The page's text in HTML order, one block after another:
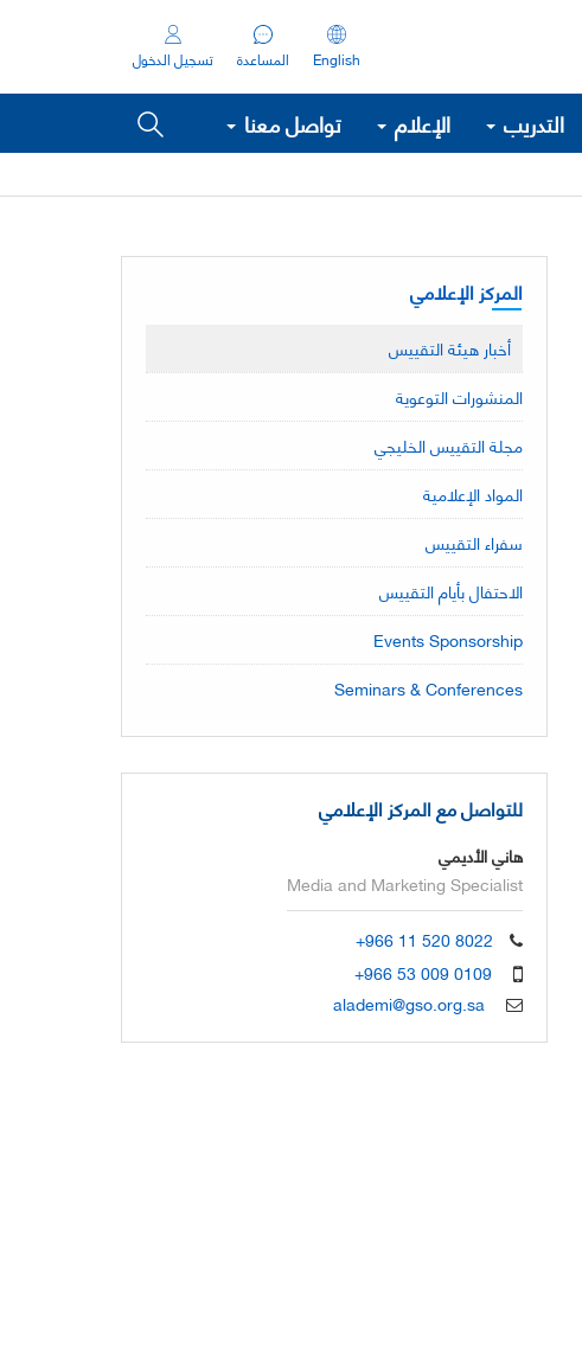
English المساعدة تسجيل الدخول
التدريب الإعلام تواصل معنا
المركز الإعلامي
أخبار هيئة التقييس
المنشورات التوعوية
مجلة التقييس الخليجي
المواد الإعلامية
سفراء التقييس
الاحتفال بأيام التقييس
Events Sponsorship
Seminars & Conferences
للتواصل مع المركز الإعلامي
هاني الأديمي
Media and Marketing Specialist
+966 11 520 8022
+966 53 009 0109
alademi@gso.org.sa